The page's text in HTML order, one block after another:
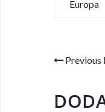
Europa
Previous